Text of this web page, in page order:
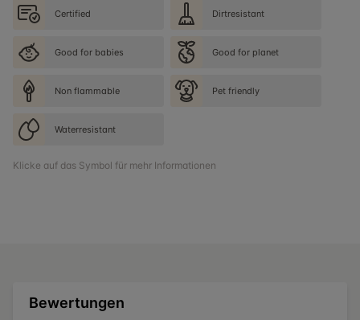
Certified Dirtresistant
Good for babies Good for planet
Non flammable Pet friendly
Waterresistant
Klicke auf das Symbol für mehr Informationen
Bewertungen